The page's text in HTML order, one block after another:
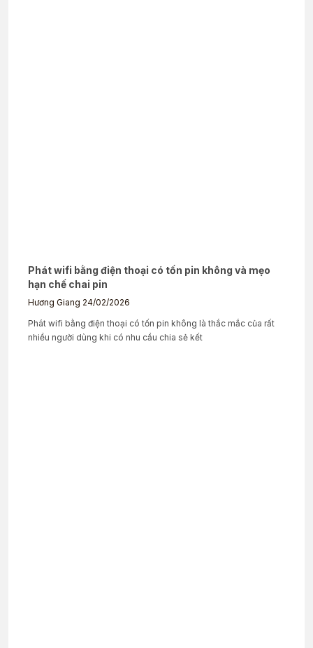
Phát wifi bằng điện thoại có tốn pin không và mẹo
hạn chế chai pin
Hương Giang 24/02/2026
Phát wifi bằng điện thoại có tốn pin không là thắc mắc của rất
nhiều người dùng khi có nhu cầu chia sẻ kết